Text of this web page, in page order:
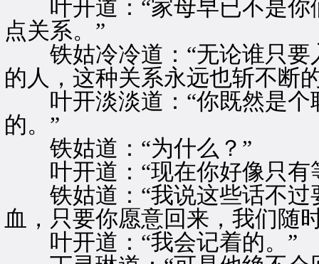
叶开道：“家母早已不是你
点关系。”
铁姑冷冷道：“无论谁只要
的人，这种关系永远也斩不断
叶开淡淡道：“你既然是个
的。”
铁姑道：“为什么？”
叶开道：“现在你好像只有
铁姑道：“我说这些话不过
血，只要你愿意回来，我们随
叶开道：“我会记着的。”